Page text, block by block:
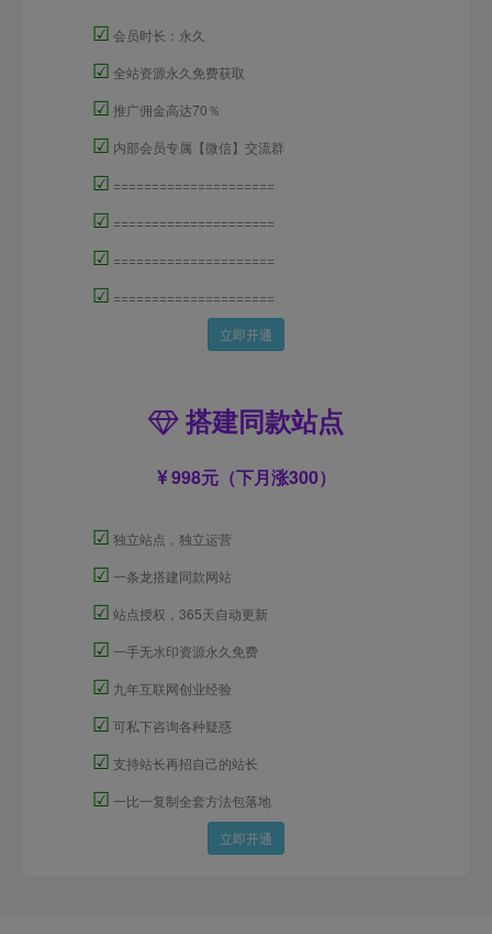
☑ 会员时长：永久
☑ 全站资源永久免费获取
☑ 推广佣金高达70％
☑ 内部会员专属【微信】交流群
☑ =====================
☑ =====================
☑ =====================
☑ =====================
立即开通
搭建同款站点
998元（下月涨300）
☑ 独立站点，独立运营
☑ 一条龙搭建同款网站
☑ 站点授权，365天自动更新
☑ 一手无水印资源永久免费
☑ 九年互联网创业经验
☑ 可私下咨询各种疑惑
☑ 支持站长再招自己的站长
☑ 一比一复制全套方法包落地
立即开通